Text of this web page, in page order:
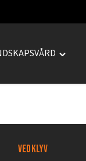
Toggle
menu
vedklyv